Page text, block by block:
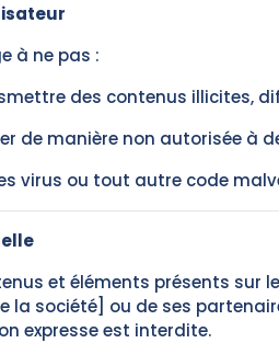
à ne pas :
des contenus illicites,
de manière non autorisée à
virus ou tout autre code
et éléments présents sur
la société] ou de ses
expresse est interdite.